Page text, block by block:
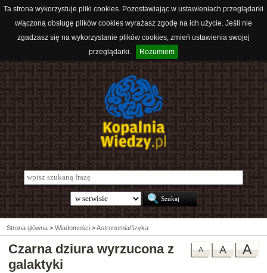
Ta strona wykorzystuje pliki cookies. Pozostawiając w ustawieniach przeglądarki
włączoną obsługę plików cookies wyrażasz zgodę na ich użycie. Jeśli nie
zgadzasz się na wykorzystanie plików cookies, zmień ustawienia swojej
przeglądarki.
Rozumiem
Strona główna > Wiadomości >Astronomia/fizyka
A
A
A
Czarna dziura wyrzucona z
galaktyki